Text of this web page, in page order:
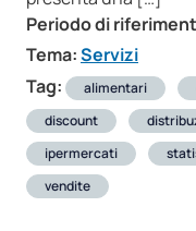
Periodo di
Tema:Servizi
Tag:
alimentari
discount
ipermercati
vendite